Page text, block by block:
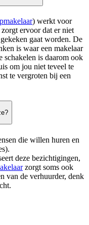
) werkt voor
ervoor dat er niet
gaat worden. De
is waar een makelaar
schakelen is daarom ook
om jou niet teveel te
te vergroten bij een
die willen huren en
deze bezichtigingen,
zorgt soms ook
van de verhuurder, denk